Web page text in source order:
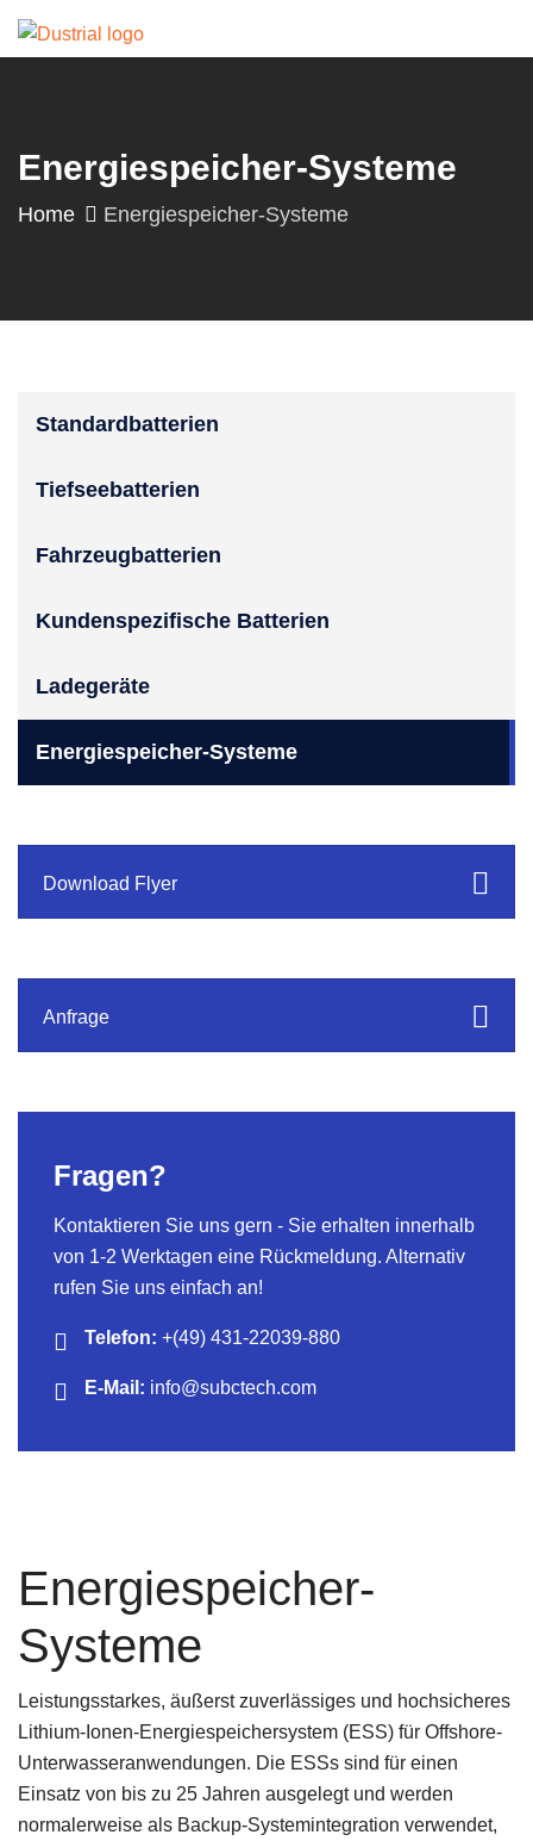
Energiespeicher-Systeme
Home Energiespeicher-Systeme
Standardbatterien
Tiefseebatterien
Fahrzeugbatterien
Kundenspezifische Batterien
Ladegeräte
Energiespeicher-Systeme
Download Flyer
Anfrage
Fragen?
Kontaktieren Sie uns gern - Sie erhalten innerhalb
von 1-2 Werktagen eine Rückmeldung. Alternativ
rufen Sie uns einfach an!
Telefon: +(49) 431-22039-880
E-Mail: info@subctech.com
Energiespeicher-
Systeme
Leistungsstarkes, äußerst zuverlässiges und hochsicheres
Lithium-Ionen-Energiespeichersystem (ESS) für Offshore-
Unterwasseranwendungen. Die ESSs sind für einen
Einsatz von bis zu 25 Jahren ausgelegt und werden
normalerweise als Backup-Systemintegration verwendet,